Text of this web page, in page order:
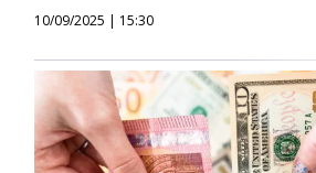
10/09/2025 | 15:30